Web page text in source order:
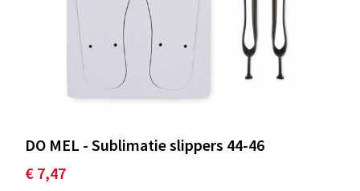
DO MEL - Sublimatie slippers 44-46
€ 7,47